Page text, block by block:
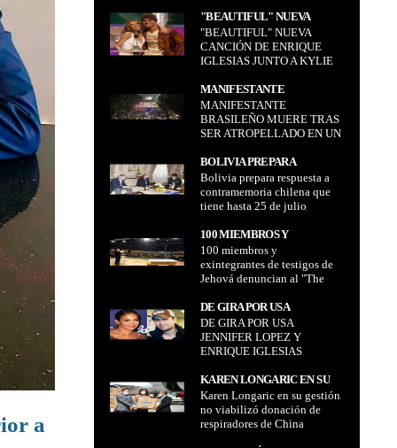
a
CUATRO NOMINACIONES
CADA UNO
nominaciones cada uno
"BEAUTIFUL" NUEVA
CANCIÓN DE ENRIQUE
IGLESIAS JUNTO A KYLIE
MINOGUE
"BEAUTIFUL" NUEVA
CANCIÓN DE ENRIQUE
IGLESIAS JUNTO A KYLIE
MANIFESTANTE
BRASILEÑO MUERE TRAS
SER ATROPELLADO EN UN
DÍA DE PROTESTAS
MANIFESTANTE
BRASILEÑO MUERE TRAS
SER ATROPELLADO EN UN
BOLIVIA PREPARA
RESPUESTA A
CONTRAMEMORIA
CHILENA QUE TIENE
Bolivia prepara respuesta a
contramemoria chilena que
tiene hasta 25 de julio
100 MIEMBROS Y
EXINTEGRANTES DE
TESTIGOS DE JEHOVÁ
DENUNCIAN AL "THE
VÍCTIMAS DE ABUSO
SEXUAL INFANTIL
100 miembros y
exintegrantes de testigos de
Jehová denuncian al "The
víctimas de abuso sexual
infantil
DE GIRA POR USA
JENNIFER LOPEZ Y
ENRIQUE IGLESIAS
DE GIRA POR USA
JENNIFER LOPEZ Y
ENRIQUE IGLESIAS
KAREN LONGARIC EN SU
GESTIÓN NO VIABILIZÓ
DONACIÓN DE
RESPIRADORES DE CHINA
Karen Longaric en su gestión
no viabilizó donación de
respiradores de China